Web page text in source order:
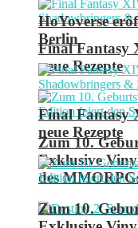
Final Fantasy
neue Rezepte
Zum 10.
Exklusive
des
HoYoverse
Berlin
Final Fantasy
neue Rezepte
Zum 10.